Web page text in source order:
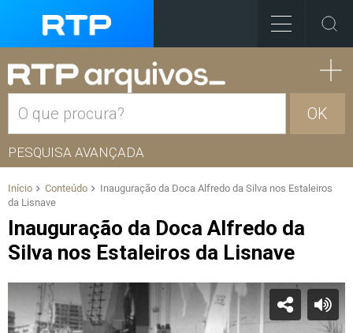
OK
PESQUISA AVANÇADA
Início Conteúdo
Inauguração da Doca Alfredo da Silva nos Estaleiros
da Lisnave
Inauguração da Doca Alfredo da
Silva nos Estaleiros da Lisnave